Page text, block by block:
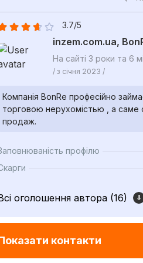
3.7/5
inzem.com.ua,
На сайті 3 роки та 6
/ з січня 2023 /
Компанія BonRe професійно
торговою нерухомістью , а саме
продаж.
профілю
оголошення автора (16)
контакти